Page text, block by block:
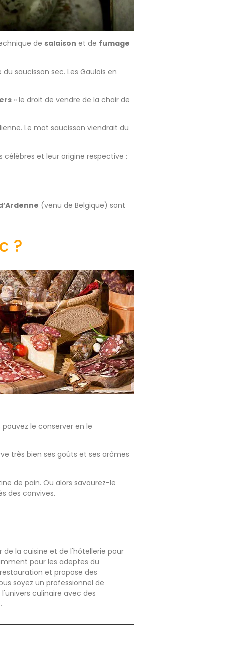
de salaison et de fumage
du saucisson sec. Les Gaulois en
» le droit de vendre de la chair de
Le mot saucisson viendrait du
célèbres et leur origine respective :
(venu de Belgique) sont
?
pouvez le conserver en le
très bien ses goûts et ses arômes
de pain. Ou alors savourez-le
des convives.
de la cuisine et de l'hôtellerie pour
pour les adeptes du
et propose des
soyez un professionnel de
culinaire avec des